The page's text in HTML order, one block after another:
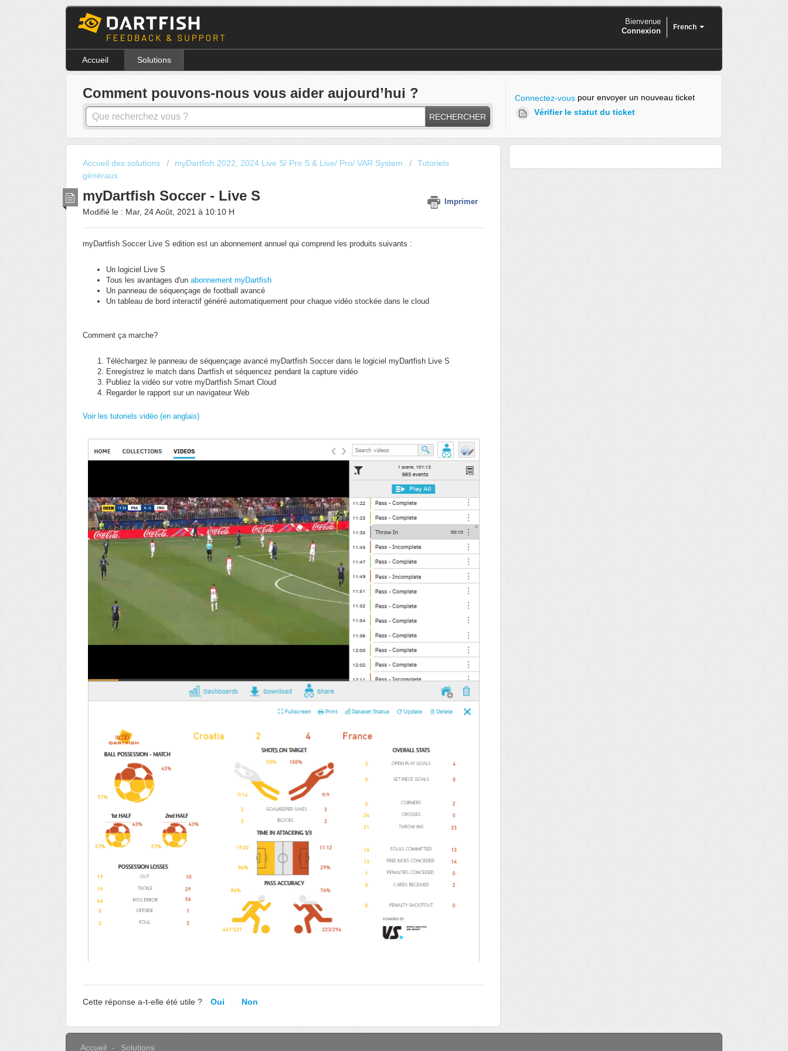
French
Bienvenue
Connexion
Accueil Solutions
Comment pouvons-nous vous aider aujourd’hui ?
RECHERCHER
Connectez-vouspour envoyer un nouveau ticket
Vérifier le statut du ticket
Accueil des solutions myDartfish 2022, 2024 Live S/ Pro S & Live/ Pro/ VAR System
Tutoriels
généraux
myDartfish Soccer - Live S Imprimer
Modifié le : Mar, 24 Août, 2021 à 10:10 H
myDartfish Soccer Live S edition est un abonnement annuel qui comprend les produits suivants :
Un logiciel Live S
Tous les avantages d'un abonnement myDartfish
Un panneau de séquençage de football avancé
Un tableau de bord interactif généré automatiquement pour chaque vidéo stockée dans le cloud
Comment ça marche?
Téléchargez le panneau de séquençage avancé myDartfish Soccer dans le logiciel myDartfish Live S
Enregistrez le match dans Dartfish et séquencez pendant la capture vidéo
Publiez la vidéo sur votre myDartfish Smart Cloud
Regarder le rapport sur un navigateur Web
Voir les tutoriels vidéo (en anglais)
Cette réponse a-t-elle été utile ? Oui Non
Accueil Solutions